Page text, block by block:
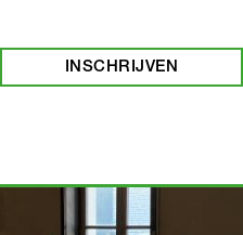
INSCHRIJVEN